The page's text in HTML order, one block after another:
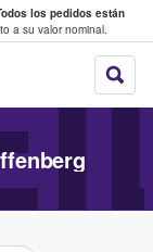
los pedidos están
a su valor nominal.